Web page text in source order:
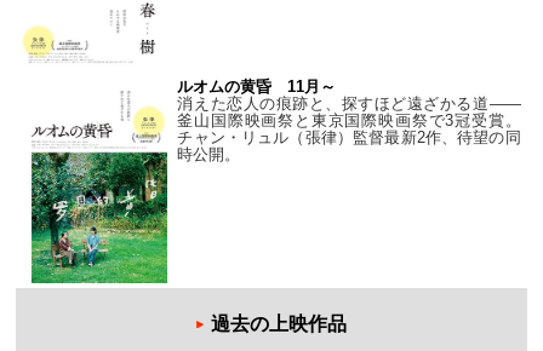
ルオムの黄昏 11月～
消えた恋人の痕跡と、探すほど遠ざかる道——
釜山国際映画祭と東京国際映画祭で3冠受賞。
チャン・リュル（張律）監督最新2作、待望の同
時公開。
過去の上映作品